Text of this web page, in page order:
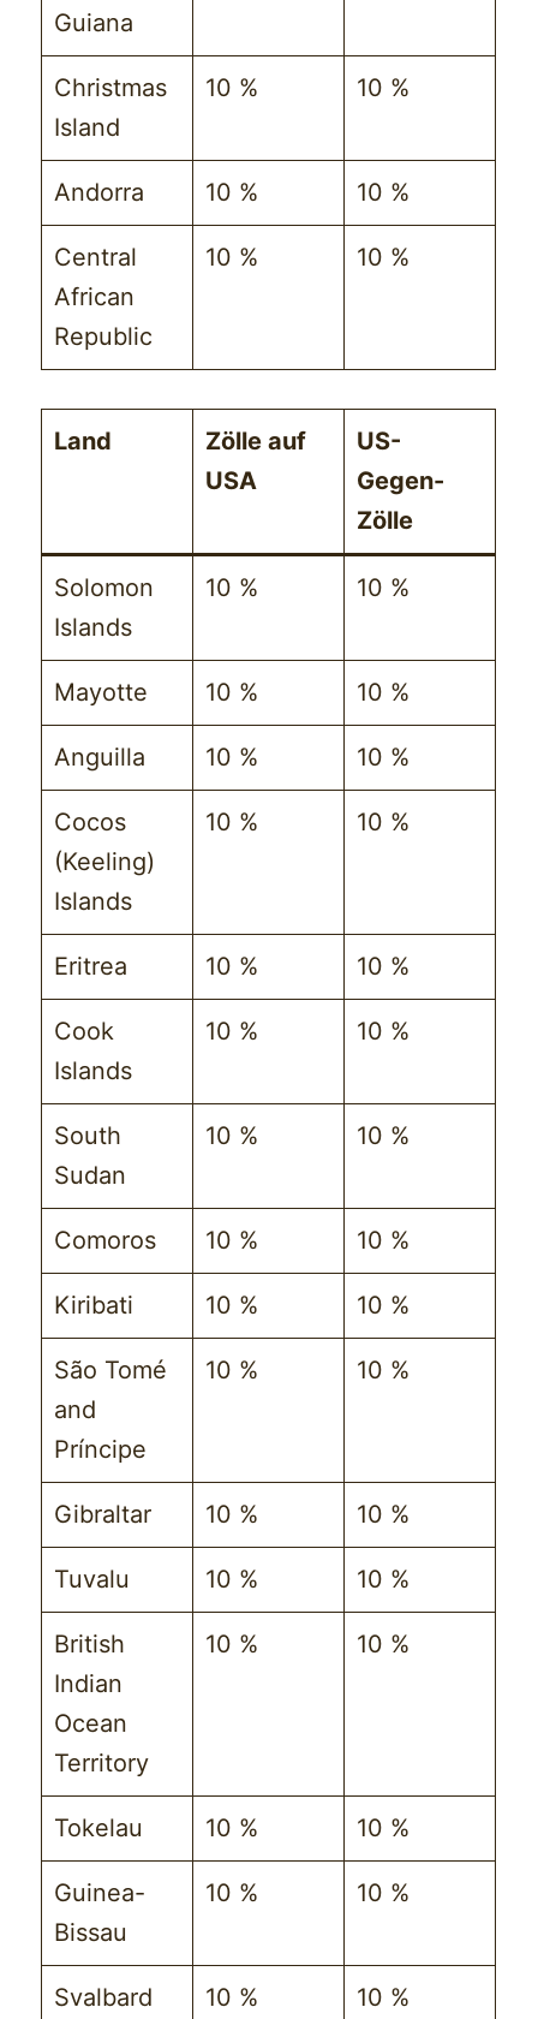
Guiana
Christmas
Island
10 % 10 %
Andorra 10 % 10 %
Central
African
Republic
10 % 10 %
Land
Zölle auf
USA
US-
Gegen-
Zölle
Solomon
Islands
10 % 10 %
Mayotte 10 % 10 %
Anguilla 10 % 10 %
Cocos
(Keeling)
Islands
10 % 10 %
Eritrea 10 % 10 %
Cook
Islands
10 % 10 %
South
Sudan
10 % 10 %
Comoros 10 % 10 %
Kiribati 10 % 10 %
São Tomé
and
Príncipe
10 % 10 %
Gibraltar 10 % 10 %
Tuvalu 10 % 10 %
British
Indian
Ocean
Territory
10 % 10 %
Tokelau 10 % 10 %
Guinea-
Bissau
10 % 10 %
Svalbard 10 % 10 %